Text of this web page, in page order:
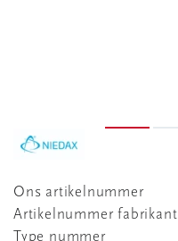
Ons artikelnummer
Artikelnummer fabrikant
Type nummer